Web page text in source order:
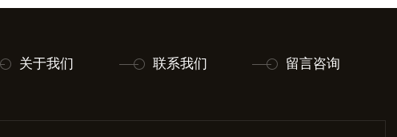
关于我们 联系我们 留言咨询